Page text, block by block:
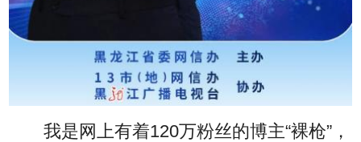
我是网上有着120万粉丝的博主“裸枪”，